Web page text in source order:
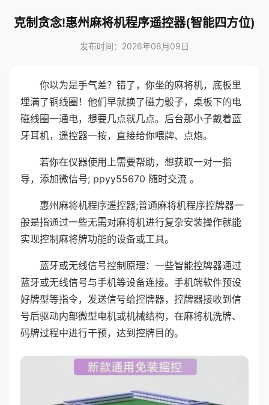
克制贪念!惠州麻将机程序遥控器(智能四方位)
发布时间：2026年08月09日
你以为是手气差？错了，你坐的麻将机，底板里
埋满了铜线圈！他们早就换了磁力骰子，桌板下的电
磁线圈一通电，想要几点就几点。后台那小子戴着蓝
牙耳机，遥控器一按，直接给你喂牌、点炮。
若你在仪器使用上需要帮助，想获取一对一指
导，添加微信号; ppyy55670 随时交流 。
惠州麻将机程序遥控器;普通麻将机程序控牌器一
般是指通过一些无需对麻将机进行复杂安装操作就能
实现控制麻将牌功能的设备或工具。
蓝牙或无线信号控制原理：一些智能控牌器通过
蓝牙或无线信号与手机等设备连接。手机端软件预设
好牌型等指令，发送信号给控牌器，控牌器接收到信
号后驱动内部微型电机或机械结构，在麻将机洗牌、
码牌过程中进行干预，达到控牌目的。